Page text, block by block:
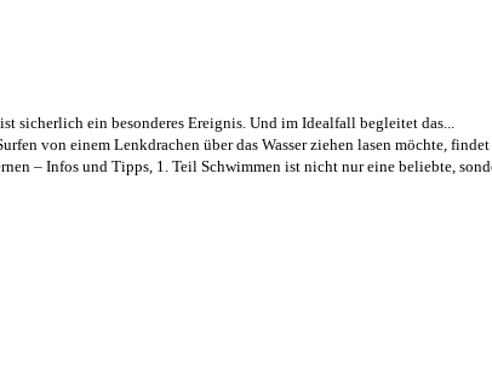
sicherlich ein besonderes Ereignis. Und im Idealfall begleitet das...
von einem Lenkdrachen über das Wasser ziehen lasen möchte,
– Infos und Tipps, 1. Teil Schwimmen ist nicht nur eine beliebte,